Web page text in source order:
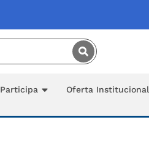
Participa Oferta Institucional